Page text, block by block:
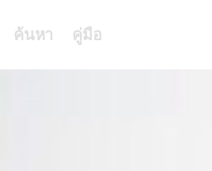
ค้นหา คู่มือ